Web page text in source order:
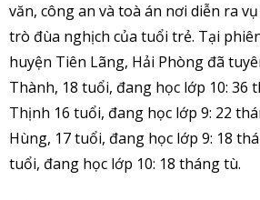
văn, công an và toà án nơi diễn ra
trò đùa nghịch của tuổi trẻ. Tại
huyện Tiên Lãng, Hải Phòng đã
Thành, 18 tuổi, đang học lớp 10: 36
Thịnh 16 tuổi, đang học lớp 9: 22
Hùng, 17 tuổi, đang học lớp 9: 18
tuổi, đang học lớp 10: 18 tháng tù.